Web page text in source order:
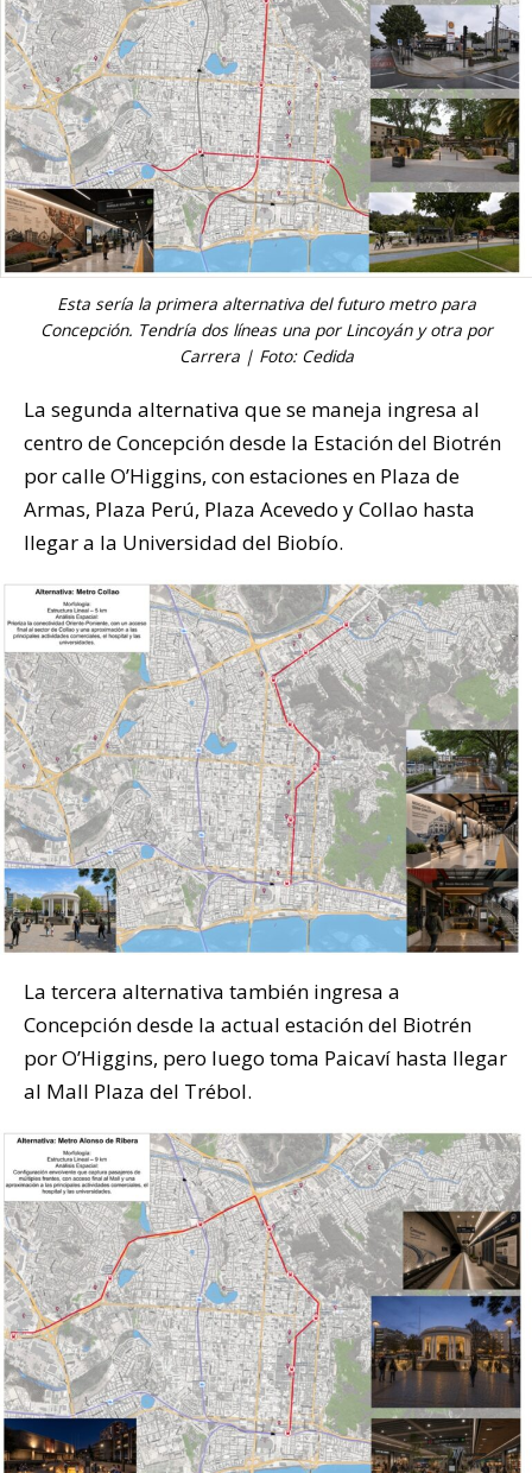
Esta sería la primera alternativa del futuro metro para
Concepción. Tendría dos líneas una por Lincoyán y otra por
Carrera | Foto: Cedida
La segunda alternativa que se maneja ingresa al
centro de Concepción desde la Estación del Biotrén
por calle O’Higgins, con estaciones en Plaza de
Armas, Plaza Perú, Plaza Acevedo y Collao hasta
llegar a la Universidad del Biobío.
La tercera alternativa también ingresa a
Concepción desde la actual estación del Biotrén
por O’Higgins, pero luego toma Paicaví hasta llegar
al Mall Plaza del Trébol.